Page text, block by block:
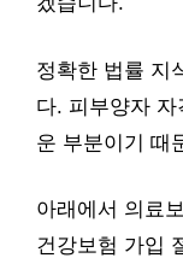
정확한 법률 지
다. 피부양자
운 부분이기 때
아래에서 의료
건강보험 가입